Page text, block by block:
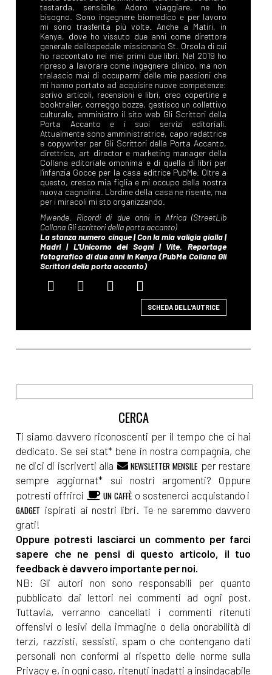
SCHEDA DELL'AUTRICE
Ti siamo davvero riconoscenti per il tempo che ci hai
dedicato. Se sei stat* bene in nostra compagnia, che
ne dici di iscriverti alla
NEWSLETTER MENSILE per restare
sempre aggiornat* sui nostri argomenti? Oppure
potresti offrirci
UN CAFFÈ o sostenerci acquistando i
GADGET ispirati ai nostri libri. Te ne saremmo davvero
grati!
Oppure potresti lasciarci un commento per farci
sapere che ne pensi di questo articolo, il tuo
feedback è davvero importante per noi.
NB: Gli autori non sono responsabili per quanto
pubblicato dai lettori nei commenti ad ogni post.
Tuttavia, verranno cancellati i commenti ritenuti
offensivi o lesivi della immagine o della onorabilità di
terzi, razzisti, sessisti, spam o che contengano dati
personali non conformi al rispetto delle norme sulla
Privacy e, in ogni caso, ritenuti inadatti a insindacabile